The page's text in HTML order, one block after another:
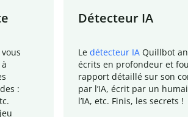
:
Détecteur IA
Le détecteur IA Quillbot
écrits en profondeur et
rapport détaillé sur son
par l’IA, écrit par un
l’IA, etc. Finis, les secrets !